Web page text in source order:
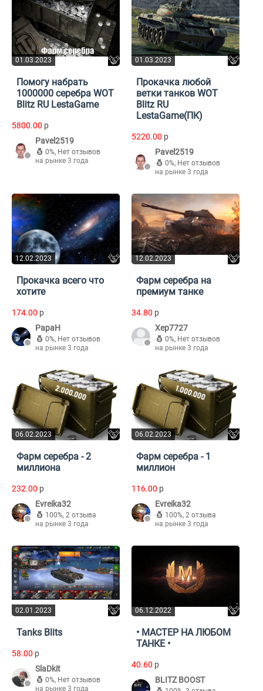
01.03.2023
Помогу набрать
1000000 серебра WOT
Blitz RU LestaGame
5800.00 p
Pavel2519
0%, Нет отзывов
на рынке 3 года
01.03.2023
Прокачка любой
ветки танков WOT
Blitz RU
LestaGame(ПК)
5220.00 p
Pavel2519
0%, Нет отзывов
на рынке 3 года
12.02.2023
Прокачка всего что
хотите
174.00 p
PapaH
0%, Нет отзывов
на рынке 3 года
12.02.2023
Фарм серебра на
премиум танке
34.80 p
Xep7727
0%, Нет отзывов
на рынке 3 года
06.02.2023
Фарм серебра - 2
миллиона
232.00 p
Evreika32
100%, 2 отзыва
на рынке 3 года
06.02.2023
Фарм серебра - 1
миллион
116.00 p
Evreika32
100%, 2 отзыва
на рынке 3 года
02.01.2023
Tanks Blits
58.00 p
SlaDkit
0%, Нет отзывов
на рынке 3 года
06.12.2022
• МАСТЕР НА ЛЮБОМ
ТАНКЕ •
40.60 p
BLITZ BOOST